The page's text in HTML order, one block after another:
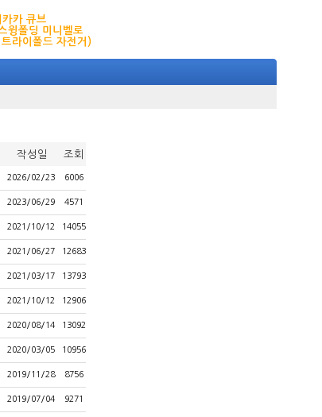
카카 큐브
윙폴딩 미니벨로
라이폴드 자전거)
작성일 조회
2026/02/23 6006
2023/06/29 4571
2021/10/12 14055
2021/06/27 12683
2021/03/17 13793
2021/10/12 12906
2020/08/14 13092
2020/03/05 10956
2019/11/28 8756
2019/07/04 9271